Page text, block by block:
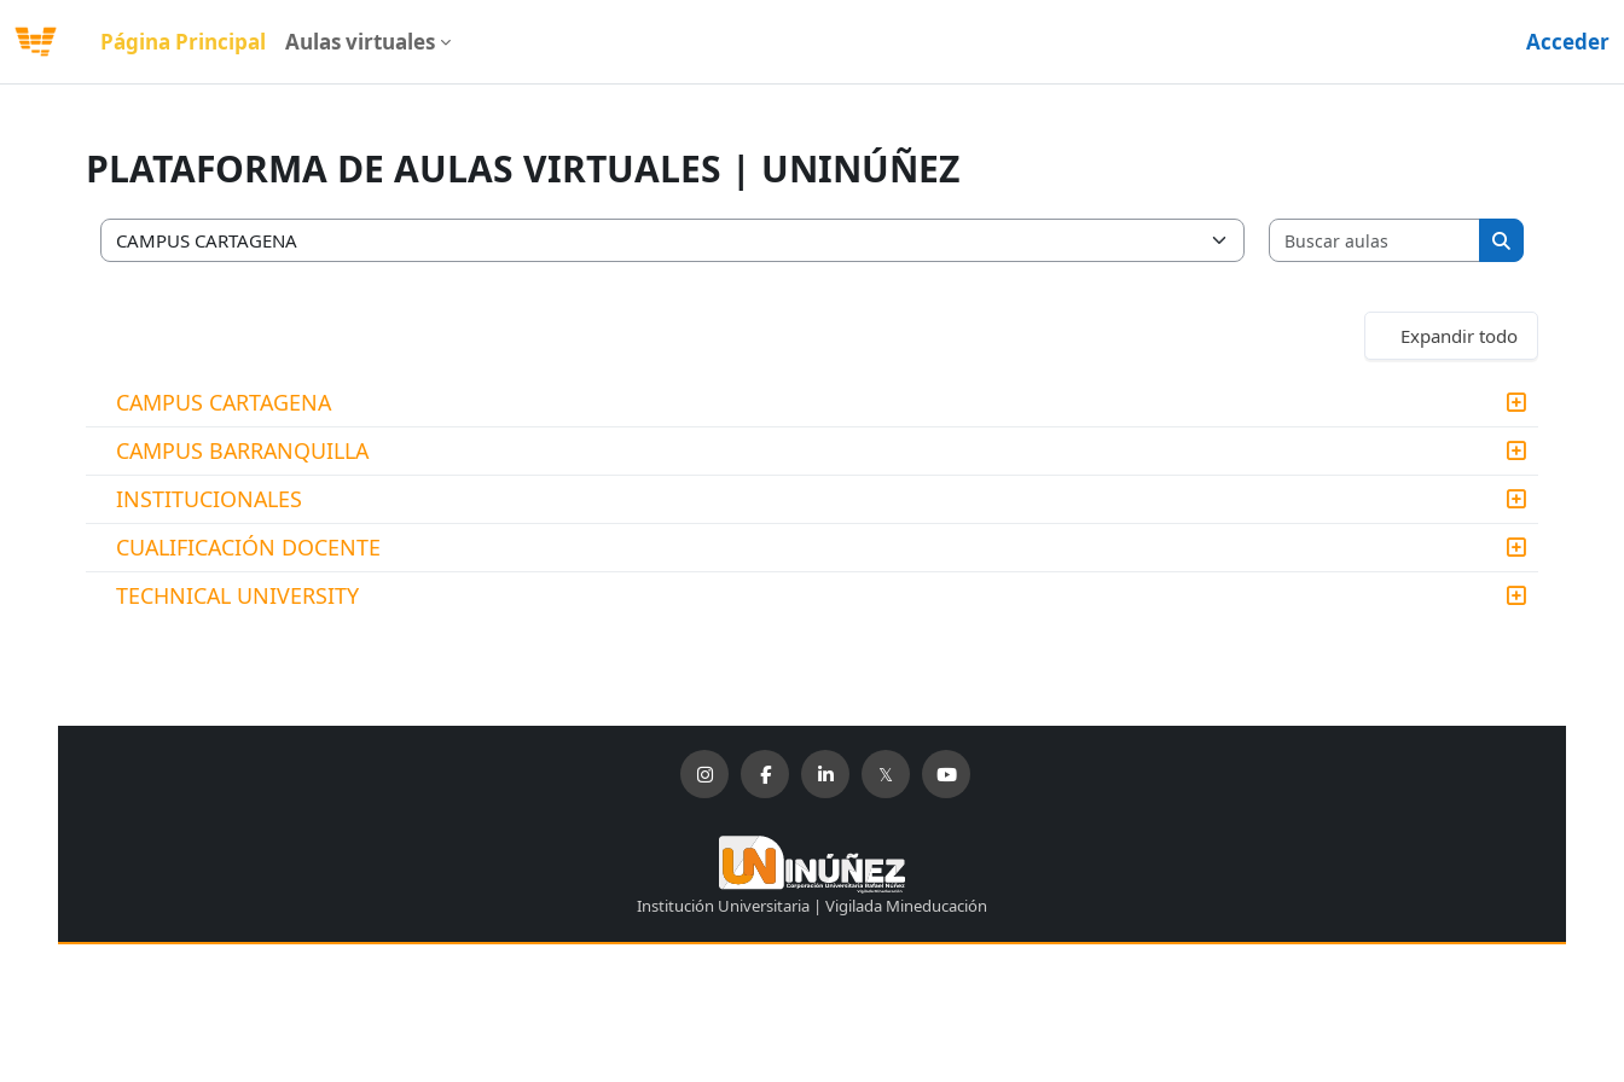
Página Principal Aulas virtuales Acceder
PLATAFORMA DE AULAS VIRTUALES | UNINÚÑEZ
Categorías
Buscar aulas
Buscar aulas
Expandir todo
CAMPUS CARTAGENA
CAMPUS BARRANQUILLA
INSTITUCIONALES
CUALIFICACIÓN DOCENTE
TECHNICAL UNIVERSITY
Institución Universitaria | Vigilada Mineducación